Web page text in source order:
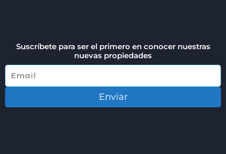
Suscríbete para ser el primero en conocer nuestras
nuevas propiedades
Enviar